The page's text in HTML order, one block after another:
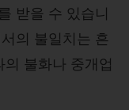
받을 수 있습니
의 불일치는 흔
불화나 중개업